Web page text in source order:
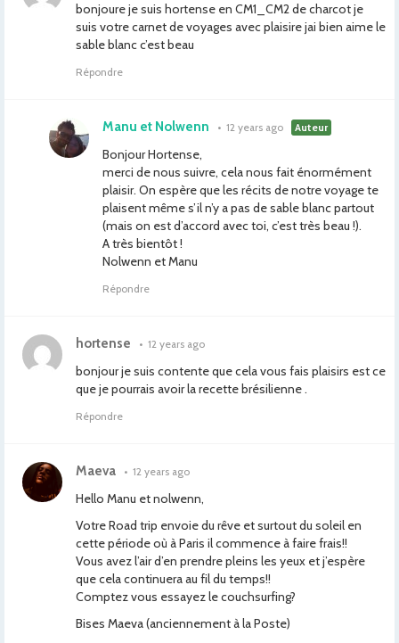
bonjoure je suis hortense en CM1_CM2 de charcot je
suis votre carnet de voyages avec plaisire jai bien aime le
sable blanc c’est beau
Répondre
Manu et Nolwenn • 12 years ago Auteur
Bonjour Hortense,
merci de nous suivre, cela nous fait énormément
plaisir. On espère que les récits de notre voyage te
plaisent même s’il n’y a pas de sable blanc partout
(mais on est d’accord avec toi, c’est très beau !).
A très bientôt !
Nolwenn et Manu
Répondre
hortense • 12 years ago
bonjour je suis contente que cela vous fais plaisirs est ce
que je pourrais avoir la recette brésilienne .
Répondre
Maeva • 12 years ago
Hello Manu et nolwenn,
Votre Road trip envoie du rêve et surtout du soleil en
cette période où à Paris il commence à faire frais!!
Vous avez l’air d’en prendre pleins les yeux et j’espère
que cela continuera au fil du temps!!
Comptez vous essayez le couchsurfing?
Bises Maeva (anciennement à la Poste)